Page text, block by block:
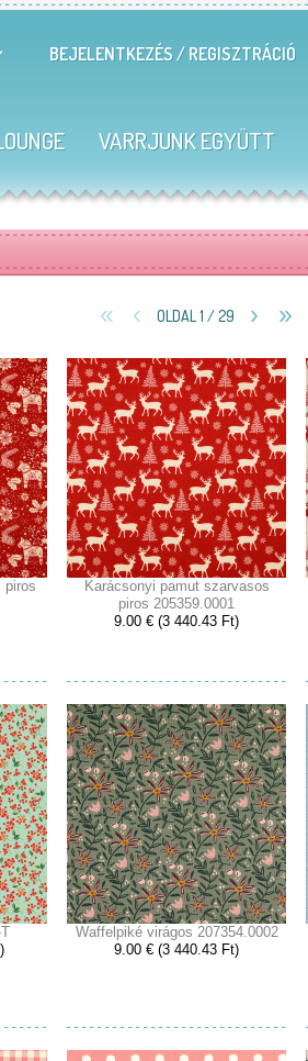
BEJELENTKEZÉS / REGISZTRÁCIÓ
VARRJUNK EGYÜTT
OLDAL 1 / 29
piros
Karácsonyi pamut szarvasos
piros 205359.0001
9.00 € (3 440.43 Ft)
Waffelpiké virágos 207354.0002
9.00 € (3 440.43 Ft)